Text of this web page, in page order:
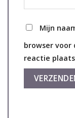
Mijn
browser voor
reactie